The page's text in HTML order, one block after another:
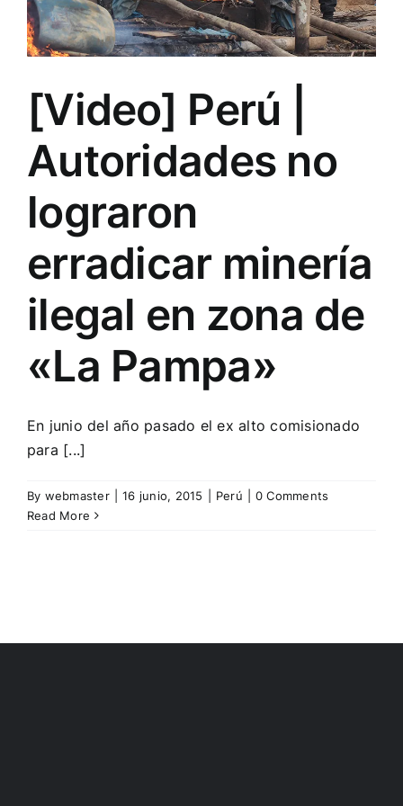
[Video] Perú |
Autoridades no
lograron
erradicar minería
ilegal en zona de
«La Pampa»
En junio del año pasado el ex alto comisionado
para [...]
By webmaster 16 junio, 2015 Perú
0 Comments
Read More